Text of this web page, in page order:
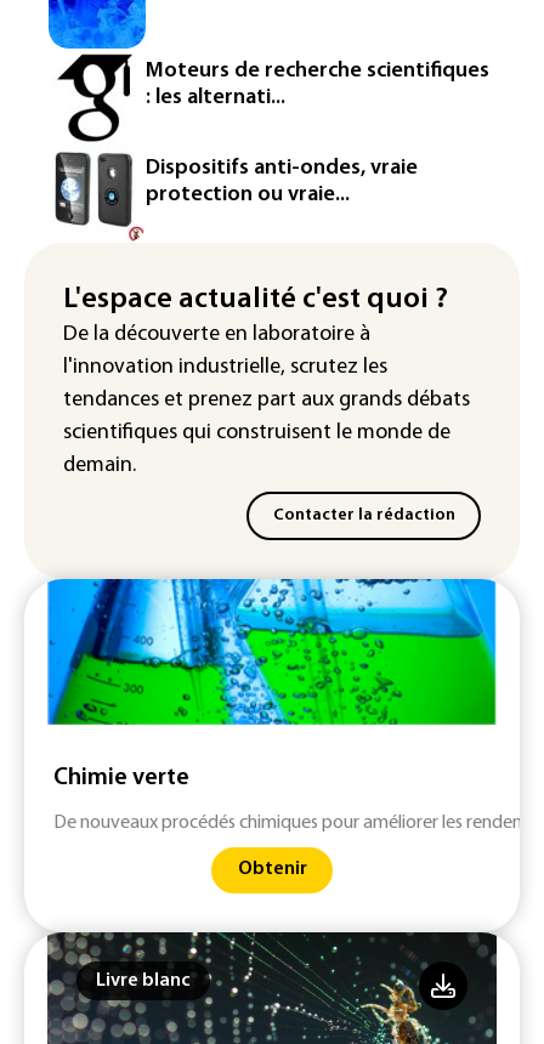
semiconducteurs et panneaux solaires
Washington étend le contrôle des
réseaux sociaux des étrangers
demandeurs de visas
Rugby: le Stade français victime d'une
cyberattaque
Enquête ouverte après la fuite des
d'Intermarché
La Slovaquie enregistre un record
absolu de 42,2°C (services
météorologiques)
Moteurs de recherche scientifiques
: les alternati...
Dispositifs anti-ondes, vraie
protection ou vraie...
L'espace actualité c'est quoi ?
De la découverte en laboratoire à
l'innovation industrielle, scrutez les
tendances et prenez part aux grands débats
scientifiques qui construisent le monde de
demain.
Contacter la rédaction
Chimie verte
De nouveaux procédés chimiques pour améliorer les
Obtenir
Livre blanc